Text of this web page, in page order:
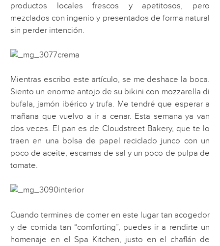
productos locales frescos y apetitosos, pero
mezclados con ingenio y presentados de forma natural
sin perder intención.
Mientras escribo este artículo, se me deshace la boca.
Siento un enorme antojo de su bikini con mozzarella di
bufala, jamón ibérico y trufa. Me tendré que esperar a
mañana que vuelvo a ir a cenar. Esta semana ya van
dos veces. El pan es de Cloudstreet Bakery, que te lo
traen en una bolsa de papel reciclado junco con un
poco de aceite, escamas de sal y un poco de pulpa de
tomate.
Cuando termines de comer en este lugar tan acogedor
y de comida tan “comforting”, puedes ir a rendirte un
homenaje en el Spa Kitchen, justo en el chaflán de